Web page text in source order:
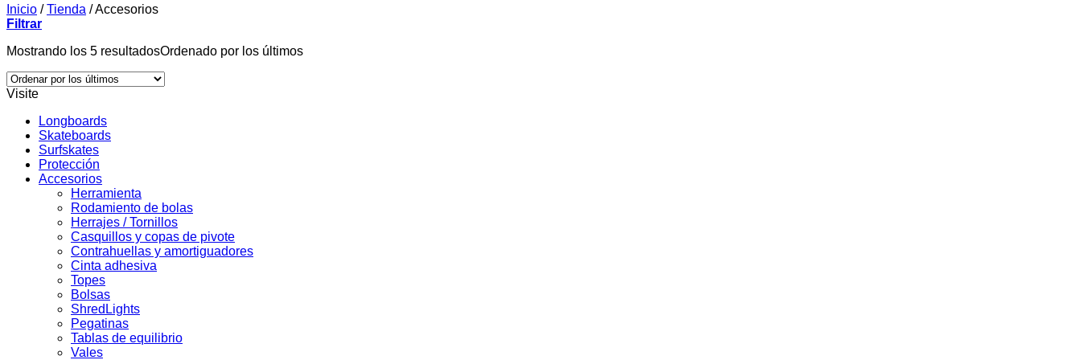
Inicio / Tienda /Accesorios
Filtrar
Mostrando los 5 resultadosOrdenado por los últimos
Visite
Longboards
Skateboards
Surfskates
Protección
Accesorios
Herramienta
Rodamiento de bolas
Herrajes / Tornillos
Casquillos y copas de pivote
Contrahuellas y amortiguadores
Cinta adhesiva
Topes
Bolsas
ShredLights
Pegatinas
Tablas de equilibrio
Vales